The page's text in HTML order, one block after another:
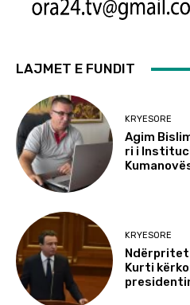
LAJMET E FUNDIT
KRYESORE
Agim
ri i
KRYESORE
Kurti